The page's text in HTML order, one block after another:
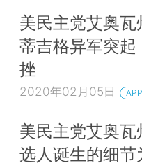
美民主党艾奥
蒂吉格异军突起
挫
2020年02月05日
美民主党艾奥
选人诞生的细节